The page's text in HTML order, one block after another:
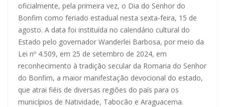
oficialmente, pela primeira vez, o Dia do Senhor do
Bonfim como feriado estadual nesta sexta-feira, 15 de
agosto. A data foi instituída no calendário cultural do
Estado pelo governador Wanderlei Barbosa, por meio da
Lei nº 4.509, em 25 de setembro de 2024, em
reconhecimento à tradição secular da Romaria do Senhor
do Bonfim, a maior manifestação devocional do estado,
que atrai fiéis de diversas regiões do país para os
municípios de Natividade, Tabocão e Araguacema.